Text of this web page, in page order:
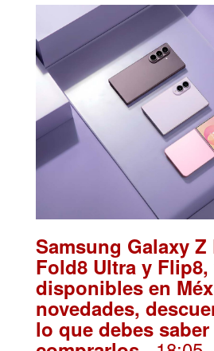
Samsung Galaxy Z
Fold8 Ultra y Flip8,
disponibles en
novedades,
lo que debes